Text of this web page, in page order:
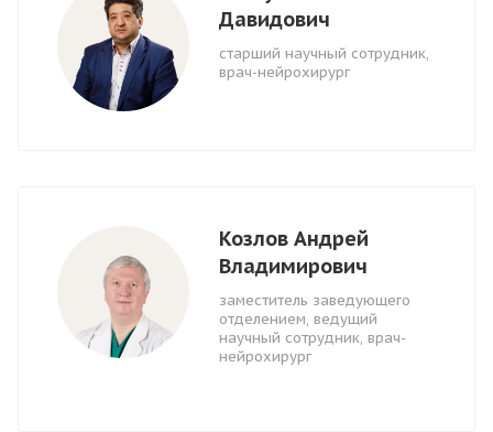
Давидович
старший научный сотрудник,
врач-нейрохирург
Козлов Андрей
Владимирович
заместитель заведующего
отделением, ведущий
научный сотрудник, врач-
нейрохирург